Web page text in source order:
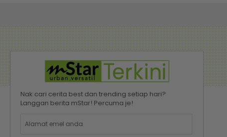
Nak cari cerita best dan trending setiap hari?
Langgan berita mStar! Percuma je!